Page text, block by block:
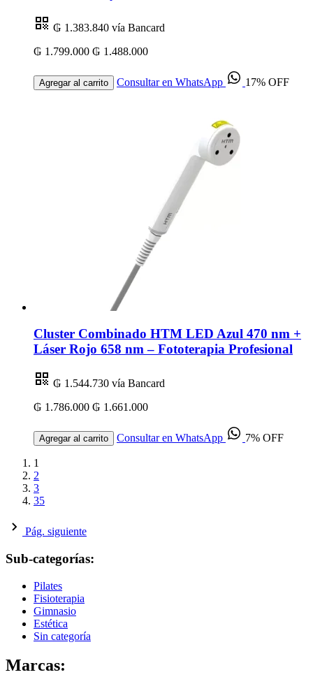
₲ 1.383.840 vía Bancard
₲ 1.799.000 ₲ 1.488.000
Agregar al carrito Consultar en WhatsApp 17% OFF
Cluster Combinado HTM LED Azul 470 nm +
Láser Rojo 658 nm – Fototerapia Profesional
₲ 1.544.730 vía Bancard
₲ 1.786.000 ₲ 1.661.000
Agregar al carrito Consultar en WhatsApp 7% OFF
1
2
3
35
Pág. siguiente
Sub-categorías:
Pilates
Fisioterapia
Gimnasio
Estética
Sin categoría
Marcas: